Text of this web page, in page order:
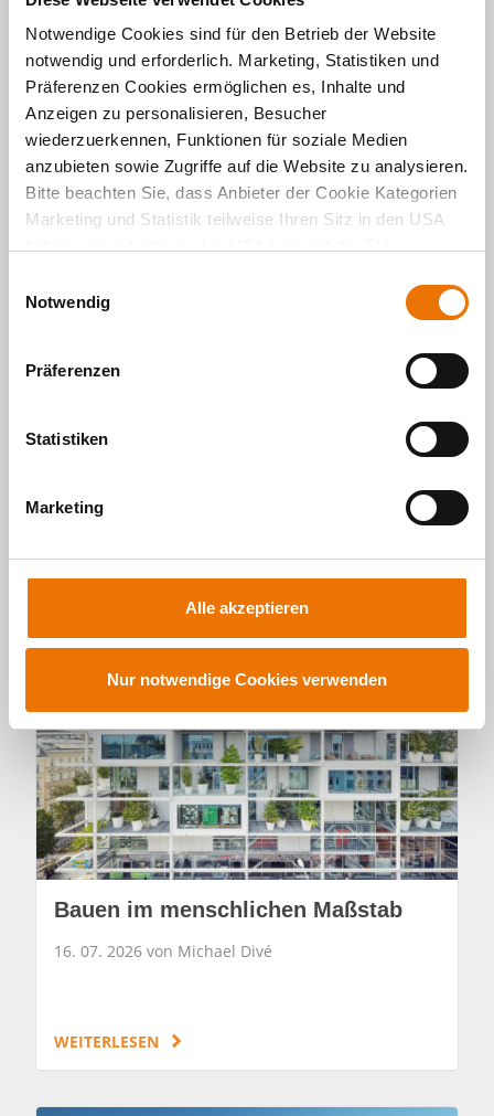
Notwendige Cookies sind für den Betrieb der Website
notwendig und erforderlich. Marketing, Statistiken und
Präferenzen Cookies ermöglichen es, Inhalte und
Anzeigen zu personalisieren, Besucher
wiederzuerkennen, Funktionen für soziale Medien
anzubieten sowie Zugriffe auf die Website zu analysieren.
Bitte beachten Sie, dass Anbieter der Cookie Kategorien
Marketing und Statistik teilweise Ihren Sitz in den USA
gewährleistet werden kann. Für weitere Informationen
“. Das Impressum finden Siehier.
a
Notwendig
Präferenzen
Statistiken
Marketing
Alle akzeptieren
Nur notwendige Cookies verwenden
PerE-Mail teilen
PerFacebookteilen
PerTwitterteilen
Neuste Beiträge
Bauen im menschlichen Maßstab
16. 07. 2026 von Michael Divé
WEITERLESEN